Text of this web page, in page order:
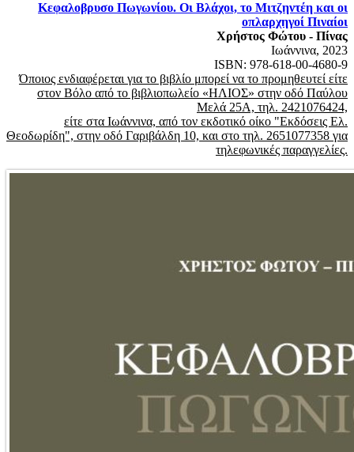
Κεφαλοβρυσο Πωγωνίου. Οι Βλάχοι, το Μιτζηντέη και οι
οπλαρχηγοί Πιναίοι
Χρήστος Φώτου - Πίνας
Ιωάννινα, 2023
ISBN: 978-618-00-4680-9
Όποιος ενδιαφέρεται για το βιβλίο μπορεί να το προμηθευτεί είτε
στον Βόλο από το βιβλιοπωλείο «ΗΛΙΟΣ» στην οδό Παύλου
Μελά 25Α, τηλ. 2421076424,
είτε στα Ιωάννινα, από τον εκδοτικό οίκο "Εκδόσεις Ελ.
Θεοδωρίδη", στην οδό Γαριβάλδη 10, και στο τηλ. 2651077358 για
τηλεφωνικές παραγγελίες.